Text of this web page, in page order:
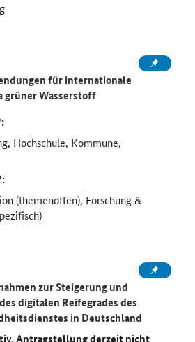
für internationale
grüner Wasserstoff
Hochschule, Kommune,
(themenoffen), Forschung &
zur Steigerung und
digitalen Reifegrades des
in Deutschland
Antragstellung derzeit nicht